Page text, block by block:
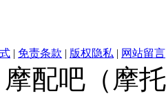
| 免责条款 | 版权隐私 | 网站留言
配吧（摩